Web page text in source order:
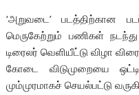
‘அறுவடை’ படத்திற்கான
மெருகேற்றும் பணிகள்
டிரைலர் வெளியீட்டு விழா
கோடை விடுமுறையை ஒட்டி
மும்முரமாகச் செயல்பட்டு